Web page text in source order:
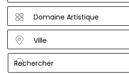
Domaine Artistique
Ville